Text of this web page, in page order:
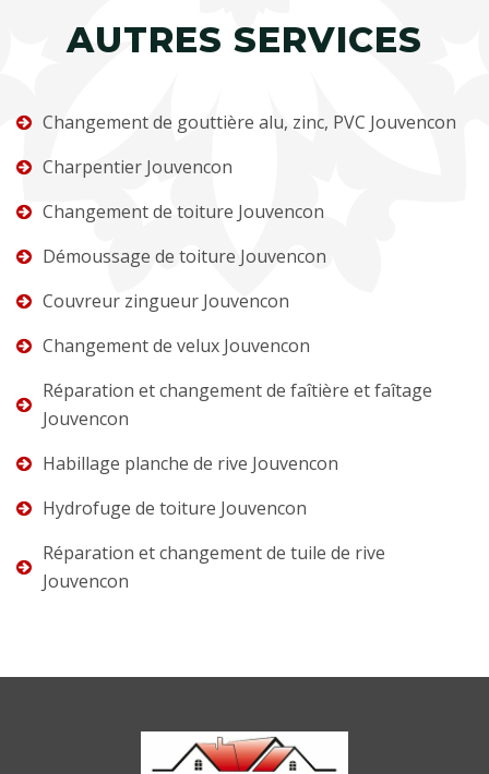
AUTRES SERVICES
Changement de gouttière alu, zinc, PVC Jouvencon
Charpentier Jouvencon
Changement de toiture Jouvencon
Démoussage de toiture Jouvencon
Couvreur zingueur Jouvencon
Changement de velux Jouvencon
Réparation et changement de faîtière et faîtage
Jouvencon
Habillage planche de rive Jouvencon
Hydrofuge de toiture Jouvencon
Réparation et changement de tuile de rive
Jouvencon